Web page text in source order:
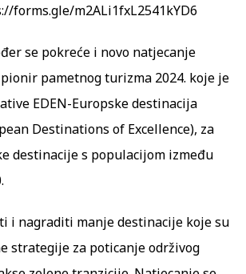
forms.gle/m2ALi1fxL2541kYD6
se pokreće i novo natjecanje
pametnog turizma 2024. koje je
EDEN-Europske destinacija
Destinations of Excellence), za
destinacije s populacijom između
i nagraditi manje destinacije koje su
strategije za poticanje održivog